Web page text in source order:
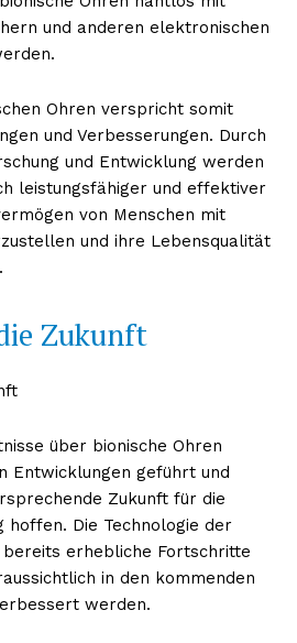
und anderen elektronischen
Ohren verspricht somit
und Verbesserungen. Durch
und Entwicklung werden
leistungsfähiger und effektiver
von Menschen mit
und ihre Lebensqualität
Zukunft
über bionische Ohren
Entwicklungen geführt und
Zukunft für die
Die Technologie der
erhebliche Fortschritte
in den kommenden
werden.